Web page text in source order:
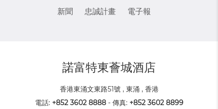
新聞 忠誠計畫 電子報
諾富特東薈城酒店
香港東涌文東路51號 , 東涌 , 香港
電話: +852 3602 8888- 傳真: +852 3602 8899